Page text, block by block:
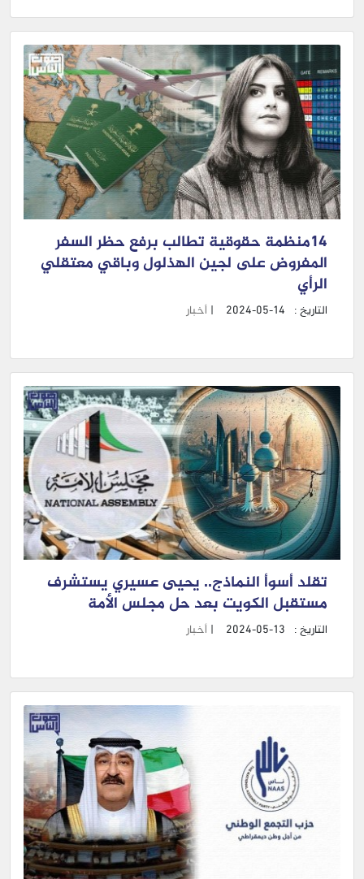
14منظمة حقوقية تطالب برفع حظر السفر
المفروض على لجين الهذلول وباقي معتقلي
الرأي
التاريخ : 2024-05-14
| أخبار
تقلد أسوأ النماذج.. يحيى عسيري يستشرف
مستقبل الكويت بعد حل مجلس الأمة
التاريخ : 2024-05-13
| أخبار